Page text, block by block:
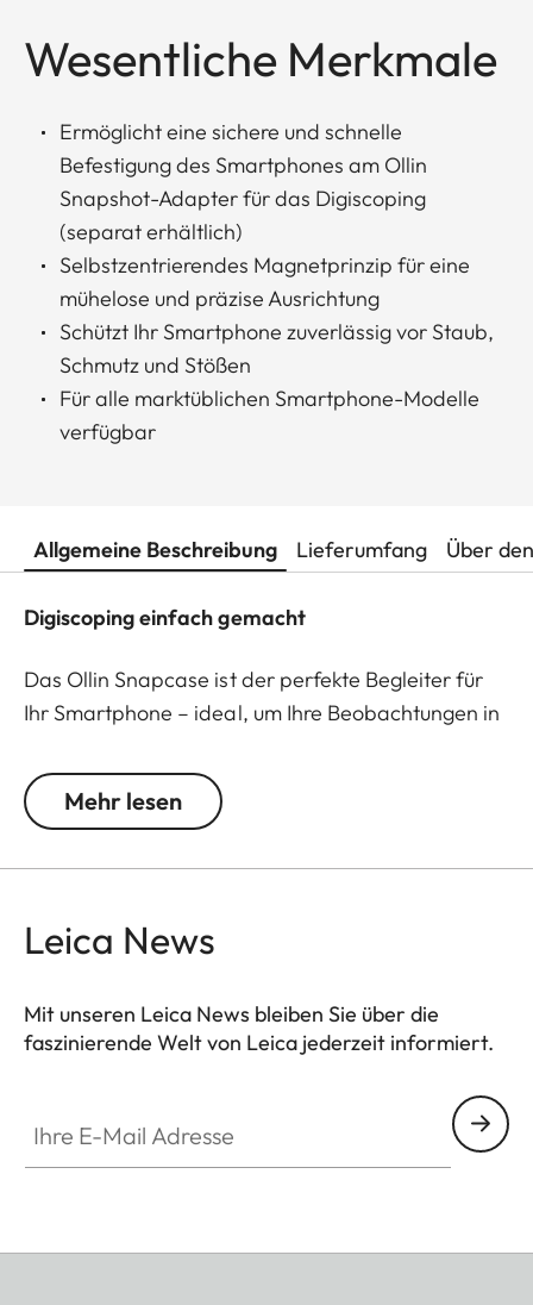
Wesentliche Merkmale
Ermöglicht eine sichere und schnelle
Befestigung des Smartphones am Ollin
Snapshot-Adapter für das Digiscoping
(separat erhältlich)
Selbstzentrierendes Magnetprinzip für eine
mühelose und präzise Ausrichtung
Schützt Ihr Smartphone zuverlässig vor Staub,
Schmutz und Stößen
Für alle marktüblichen Smartphone-Modelle
verfügbar
Allgemeine Beschreibung Lieferumfang Über
Digiscoping einfach gemacht
Das Ollin Snapcase ist der perfekte Begleiter für
Ihr Smartphone – ideal, um Ihre Beobachtungen in
Es schützt Ihr Smartphone vor Staub, Schmutz und
Stößen und sorgt gleichzeitig für eine schnelle und
Hauptkamera Ihres Smartphones positioniert und
selbstzentrierenden magnetischen Designs eine
einfache und stabile Befestigung an Ihrem Spektiv.
Mehr lesen
Leica News
Mit unseren Leica News bleiben Sie über die
faszinierende Welt von Leica jederzeit informiert.